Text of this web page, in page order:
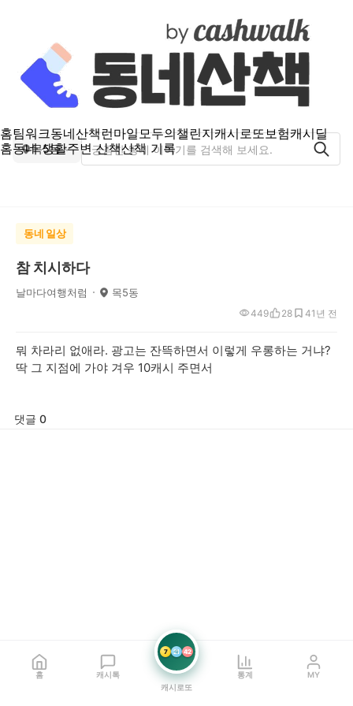
홈팀워크동네산책런마일모두의챌린지캐시로또보험캐시딜
홈동네 생활주변 산책산책 기록
목5동
동네 일상
참 치시하다
날마다여행처럼 목5동
1년 전
449 28 4
뭐 차라리 없애라. 광고는 잔뜩하면서 이렇게 우롱하는 거냐?
딱 그 지점에 가야 겨우 10캐시 주면서
댓글 0
홈 캐시톡
7 21 42
캐시로또
통계 MY